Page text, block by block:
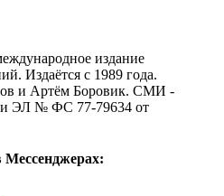
издание
Издаётся с 1989 года.
и Артём Боровик. CМИ -
ЭЛ № ФС 77-79634 от